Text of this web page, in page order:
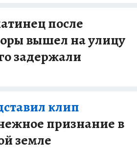
после
вышел на улицу
задержали
клип
признание в
земле